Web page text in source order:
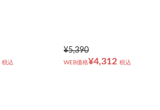
税込
¥5,390
WEB価格¥4,312 税込